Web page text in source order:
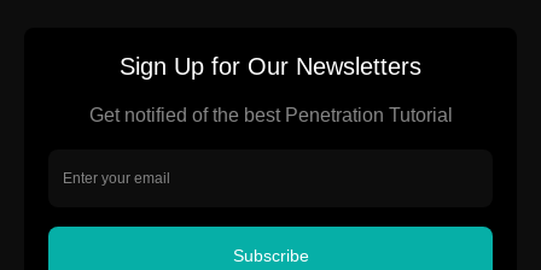
Sign Up for Our Newsletters
Get notified of the best Penetration Tutorial
Subscribe